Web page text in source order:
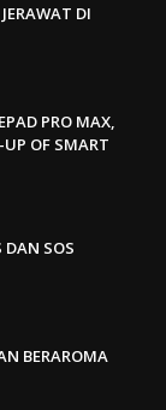
DI
PRO MAX,
OF SMART
SOS
BERAROMA